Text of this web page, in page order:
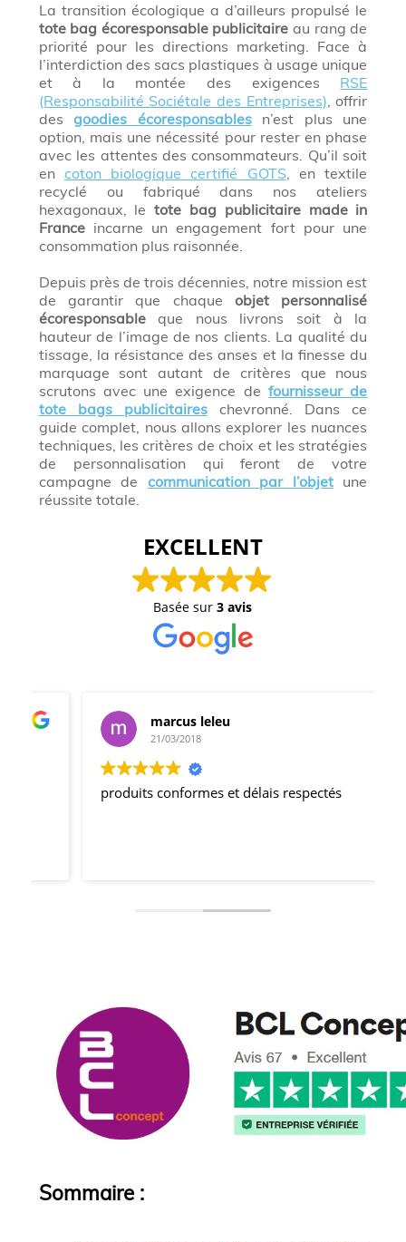
La transition écologique a d’ailleurs propulsé le
tote bag écoresponsable publicitaire au rang de
priorité pour les directions marketing. Face à
l’interdiction des sacs plastiques à usage unique
et à la montée des exigences RSE
(Responsabilité Sociétale des Entreprises), offrir
desgoodies écoresponsablesn’est plus une
option, mais une nécessité pour rester en phase
avec les attentes des consommateurs. Qu’il soit
en coton biologique certifié GOTS, en textile
recyclé ou fabriqué dans nos ateliers
hexagonaux, letote bag publicitaire made in
Franceincarne un engagement fort pour une
consommation plus raisonnée.
Depuis près de trois décennies, notre mission est
de garantir que chaqueobjet personnalisé
écoresponsableque nous livrons soit à la
hauteur de l’image de nos clients. La qualité du
tissage, la résistance des anses et la finesse du
marquage sont autant de critères que nous
scrutons avec une exigence defournisseur de
tote bags publicitaireschevronné. Dans ce
guide complet, nous allons explorer les nuances
techniques, les critères de choix et les stratégies
de personnalisation qui feront de votre
campagne de communication par l’objetune
réussite totale.
EXCELLENT
Basée sur3 avis
marcus leleu
21/03/2018
produits conformes et délais respectés
Sommaire: